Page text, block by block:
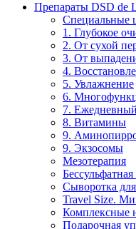
Препараты DSD de
Специальные
1. Глубокое
2. От сухой
3. От
4.
5. Увлажнение
6.
7.
8. Витамины
9.
9. Экзосомы
Мезотерапия
Сыворотка
Travel Size.
Комплексные
Подарочная